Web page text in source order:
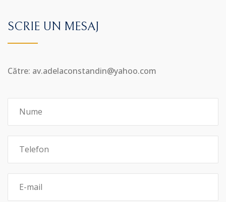
SCRIE UN MESAJ
Către: av.adelaconstandin@yahoo.com